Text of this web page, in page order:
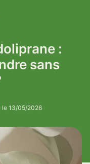
:
sans
le 13/05/2026